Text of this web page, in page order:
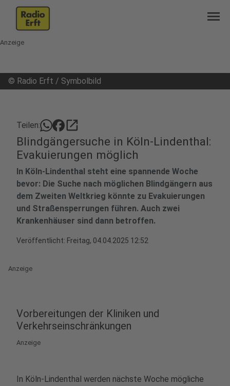
menu
Anzeige
© Radio Erft / Symbolbild
Teilen: open_in_new
Blindgängersuche in Köln-Lindenthal:
Evakuierungen möglich
In Köln-Lindenthal steht eine spannende Woche
bevor: Die Suche nach möglichen Blindgängern aus
dem Zweiten Weltkrieg könnte zu Evakuierungen
und Straßensperrungen führen. Auch zwei
Krankenhäuser sind dann betroffen.
Veröffentlicht: Freitag, 04.04.2025 12:52
Anzeige
Vorbereitungen der Kliniken und
Verkehrseinschränkungen
Anzeige
In Köln-Lindenthal werden nächste Woche mögliche